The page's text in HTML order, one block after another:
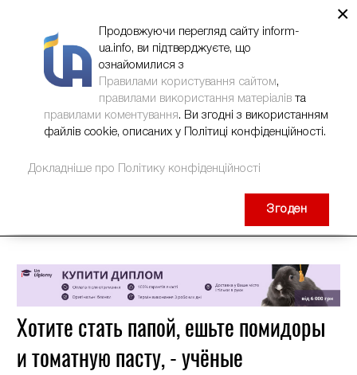
Хотите стать папой, ешьте помидоры
и томатную пасту, - учёные
×
Продовжуючи перегляд сайту inform-
ua.info, ви підтверджуєте, що
ознайомилися з
Правилами користування сайтом,
правилами використання матеріалів та
правилами коментування. Ви згодні з використанням
файлів cookie, описаних у Політиці конфіденційності.
Докладніше про Політику конфіденційності
Згоден